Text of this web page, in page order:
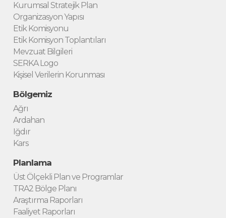
Kurumsal Stratejik Plan
Organizasyon Yapısı
Etik Komisyonu
Etik Komisyon Toplantıları
Mevzuat Bilgileri
SERKA Logo
Kişisel Verilerin Korunması
Bölgemiz
Ağrı
Ardahan
Iğdır
Kars
Planlama
Üst Ölçekli Plan ve Programlar
TRA2 Bölge Planı
Araştırma Raporları
Faaliyet Raporları